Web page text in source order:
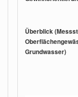
Überblick
Grundwasser)